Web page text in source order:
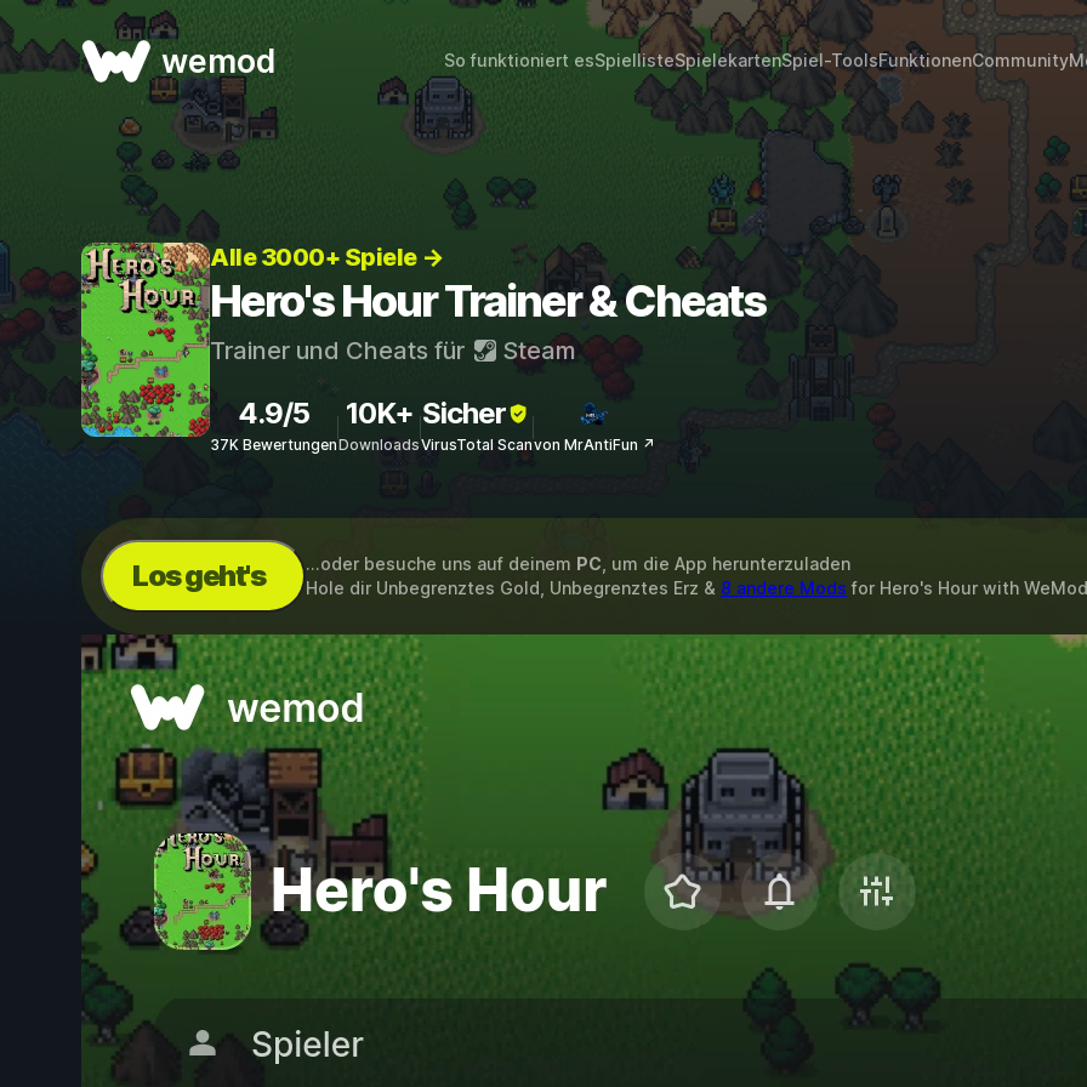
wemod So funktioniert esSpiellisteSpielekartenSpiel-ToolsFunktionenCommunity
Alle 3000+ Spiele →
Hero's Hour Trainer & Cheats
Trainer und Cheats für Steam
4.9/5
37K Bewertungen
10K+
Downloads
Sicher
VirusTotal Scanvon MrAntiFun ↗
Los geht's ...oder besuche uns auf deinem PC , um die App herunterzuladen
Hole dir Unbegrenztes Gold, Unbegrenztes Erz & 8 andere Mods for Hero's Hour with WeMod